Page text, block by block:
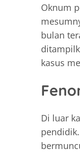
Oknum
bulan
kasus
Di luar